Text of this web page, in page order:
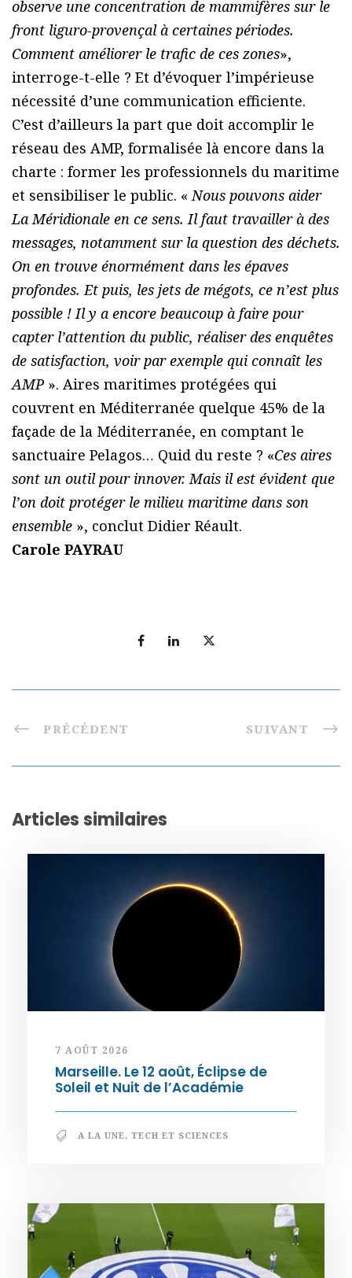
observe une concentration de mammifères sur le
front liguro-provençal à certaines périodes.
Comment améliorer le trafic de ces zones»,
interroge-t-elle ? Et d’évoquer l’impérieuse
nécessité d’une communication efficiente.
C’est d’ailleurs la part que doit accomplir le
réseau des AMP, formalisée là encore dans la
charte : former les professionnels du maritime
et sensibiliser le public. «Nous pouvons aider
La Méridionale en ce sens. Il faut travailler à des
messages, notamment sur la question des déchets.
On en trouve énormément dans les épaves
profondes. Et puis, les jets de mégots, ce n’est plus
possible ! Il y a encore beaucoup à faire pour
capter l’attention du public, réaliser des enquêtes
de satisfaction, voir par exemple qui connaît les
AMP ». Aires maritimes protégées qui
couvrent en Méditerranée quelque 45% de la
façade de la Méditerranée, en comptant le
sanctuaire Pelagos… Quid du reste ? «Ces aires
sont un outil pour innover. Mais il est évident que
l’on doit protéger le milieu maritime dans son
ensemble », conclut Didier Réault.
Carole PAYRAU
PRÉCÉDENT SUIVANT
Articles similaires
7 AOÛT 2026
Marseille. Le 12 août, Éclipse de
Soleil et Nuit de l’Académie
A LA UNE, TECH ET SCIENCES